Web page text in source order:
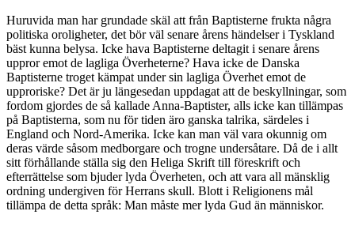
Huruvida man har grundade skäl att från Baptisterne frukta några
politiska oroligheter, det bör väl senare årens händelser i Tyskland
bäst kunna belysa. Icke hava Baptisterne deltagit i senare årens
uppror emot de lagliga Överheterne? Hava icke de Danska
Baptisterne troget kämpat under sin lagliga Överhet emot de
upproriske? Det är ju längesedan uppdagat att de beskyllningar, som
fordom gjordes de så kallade Anna-Baptister, alls icke kan tillämpas
på Baptisterna, som nu för tiden äro ganska talrika, särdeles i
England och Nord-Amerika. Icke kan man väl vara okunnig om
deras värde såsom medborgare och trogne undersåtare. Då de i allt
sitt förhållande ställa sig den Heliga Skrift till föreskrift och
efterrättelse som bjuder lyda Överheten, och att vara all mänsklig
ordning undergiven för Herrans skull. Blott i Religionens mål
tillämpa de detta språk: Man måste mer lyda Gud än människor.